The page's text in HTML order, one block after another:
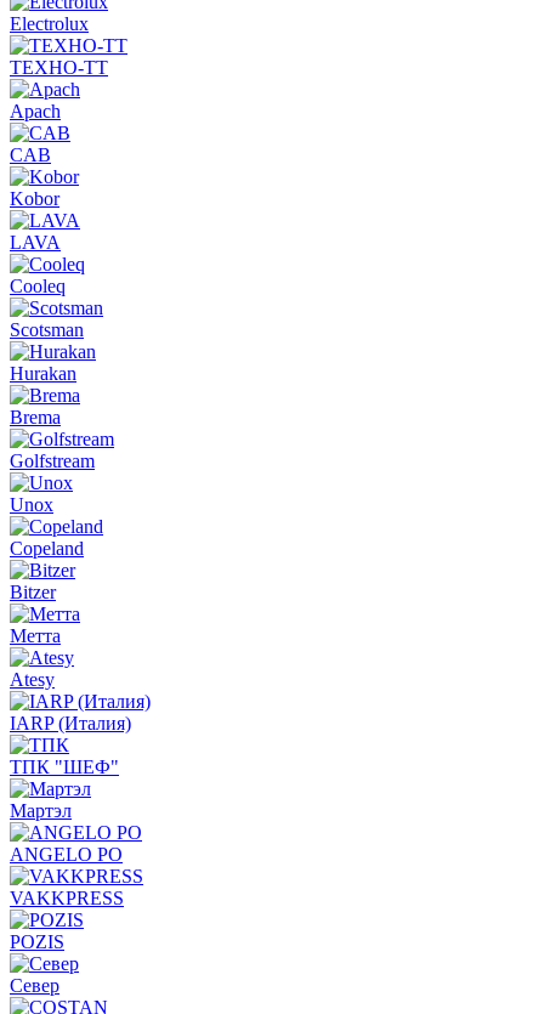
Electrolux
ТЕХНО-ТТ
Apach
CAB
Kobor
LAVA
Cooleq
Scotsman
Hurakan
Brema
Golfstream
Unox
Copeland
Bitzer
Метта
Atesy
IARP (Италия)
ТПК "ШЕФ"
Мартэл
ANGELO PO
VAKKPRESS
POZIS
Север